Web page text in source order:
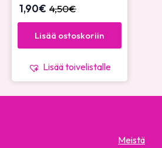
4,50€
1,90€
Lisää ostoskoriin
Lisää toivelistalle
Meistä